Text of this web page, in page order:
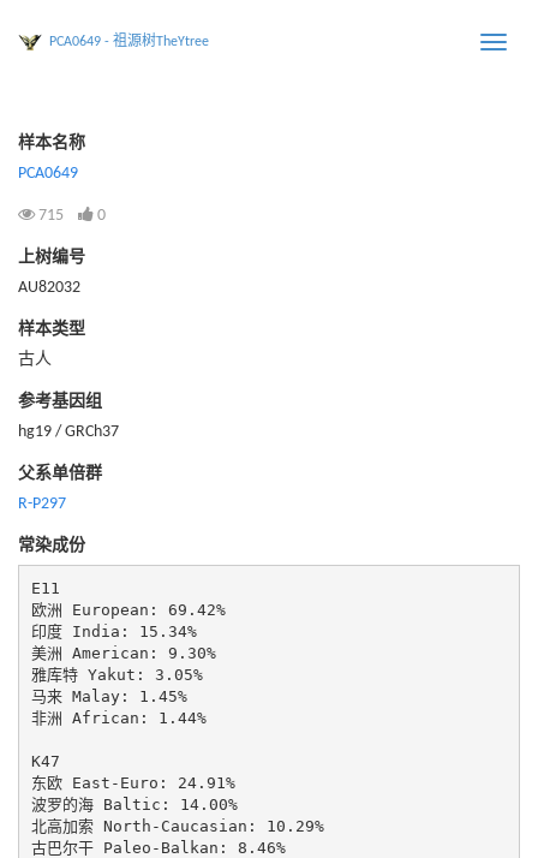
Toggle
PCA0649 - 祖源树TheYtree
样本名称
PCA0649
715 0
上树编号
AU82032
样本类型
古人
参考基因组
hg19 / GRCh37
父系单倍群
R-P297
常染成份
E11
欧洲 European: 69.42%
印度 India: 15.34%
美洲 American: 9.30%
雅库特 Yakut: 3.05%
马来 Malay: 1.45%
非洲 African: 1.44%
K47
东欧 East-Euro: 24.91%
波罗的海 Baltic: 14.00%
北高加索 North-Caucasian: 10.29%
古巴尔干 Paleo-Balkan: 8.46%